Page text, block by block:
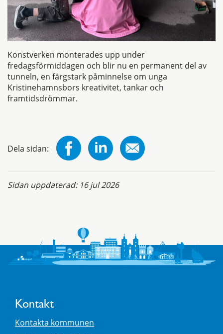
Konstverken monterades upp under
fredagsförmiddagen och blir nu en permanent del av
tunneln, en färgstark påminnelse om unga
Kristinehamnsbors kreativitet, tankar och
framtidsdrömmar.
Dela sidan:
Sidan uppdaterad: 16 jul 2026
Kontakt
Kontakta kommunen